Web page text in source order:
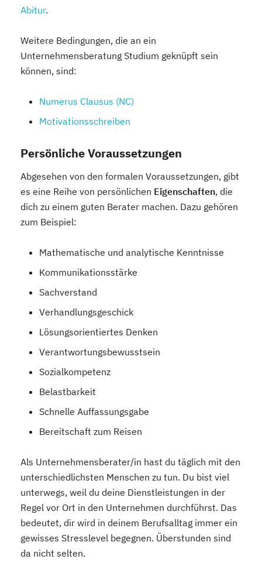
Abitur.
Weitere Bedingungen, die an ein
Unternehmensberatung Studium geknüpft sein
können, sind:
Numerus Clausus (NC)
Motivationsschreiben
Persönliche Voraussetzungen
Abgesehen von den formalen Voraussetzungen, gibt
es eine Reihe von persönlichen Eigenschaften, die
dich zu einem guten Berater machen. Dazu gehören
zum Beispiel:
Mathematische und analytische Kenntnisse
Kommunikationsstärke
Sachverstand
Verhandlungsgeschick
Lösungsorientiertes Denken
Verantwortungsbewusstsein
Sozialkompetenz
Belastbarkeit
Schnelle Auffassungsgabe
Bereitschaft zum Reisen
Als Unternehmensberater/in hast du täglich mit den
unterschiedlichsten Menschen zu tun. Du bist viel
unterwegs, weil du deine Dienstleistungen in der
Regel vor Ort in den Unternehmen durchführst. Das
bedeutet, dir wird in deinem Berufsalltag immer ein
gewisses Stresslevel begegnen. Überstunden sind
da nicht selten.